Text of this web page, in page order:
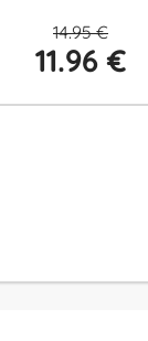
14.95 €
11.96 €